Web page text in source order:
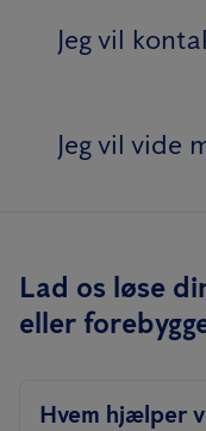
Jeg vil
Jeg vil vide
Lad os løse
eller
Hvem hjælper